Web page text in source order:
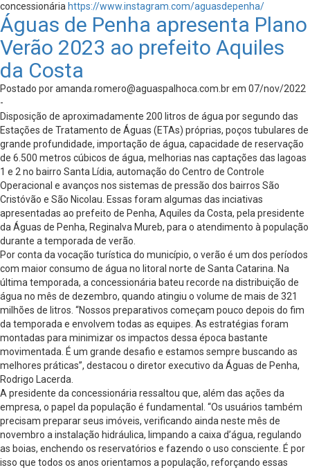
concessionária https://www.instagram.com/aguasdepenha/
Águas de Penha apresenta Plano
Verão 2023 ao prefeito Aquiles
da Costa
Postado poramanda.romero@aguaspalhoca.com.brem 07/nov/2022
-
Disposição de aproximadamente 200 litros de água por segundo das
Estações de Tratamento de Águas (ETAs) próprias, poços tubulares de
grande profundidade, importação de água, capacidade de reservação
de 6.500 metros cúbicos de água, melhorias nas captações das lagoas
1 e 2 no bairro Santa Lídia, automação do Centro de Controle
Operacional e avanços nos sistemas de pressão dos bairros São
Cristóvão e São Nicolau. Essas foram algumas das inciativas
apresentadas ao prefeito de Penha, Aquiles da Costa, pela presidente
da Águas de Penha, Reginalva Mureb, para o atendimento à população
durante a temporada de verão.
Por conta da vocação turística do município, o verão é um dos períodos
com maior consumo de água no litoral norte de Santa Catarina. Na
última temporada, a concessionária bateu recorde na distribuição de
água no mês de dezembro, quando atingiu o volume de mais de 321
milhões de litros. “Nossos preparativos começam pouco depois do fim
da temporada e envolvem todas as equipes. As estratégias foram
montadas para minimizar os impactos dessa época bastante
movimentada. É um grande desafio e estamos sempre buscando as
melhores práticas”, destacou o diretor executivo da Águas de Penha,
Rodrigo Lacerda.
A presidente da concessionária ressaltou que, além das ações da
empresa, o papel da população é fundamental. “Os usuários também
precisam preparar seus imóveis, verificando ainda neste mês de
novembro a instalação hidráulica, limpando a caixa d’água, regulando
as boias, enchendo os reservatórios e fazendo o uso consciente. É por
isso que todos os anos orientamos a população, reforçando essas